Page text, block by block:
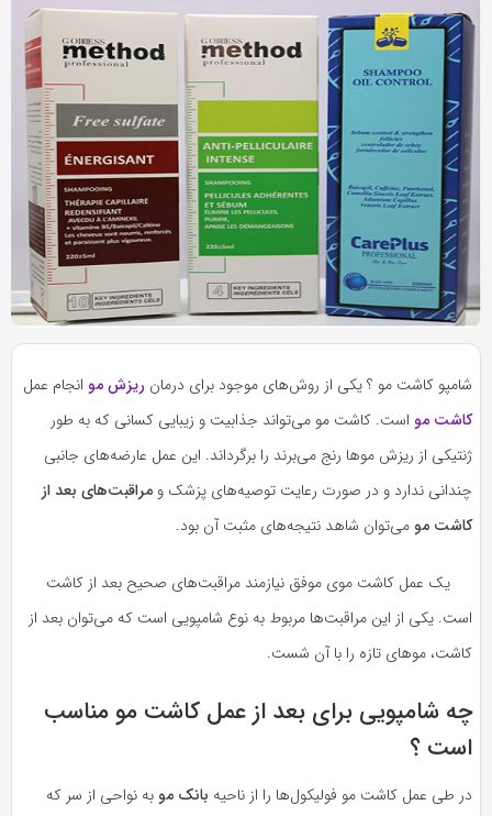
با
دوستان
خود
به
اشتراک
بگذارید.
کپی
لینک
با
دوستان
خود
به
اشتراک
بگذارید.
کپی
لینک
شامپو کاشت مو ؟ یکی از روش‌های موجود برای درمان ریزش موانجام عمل
کاشت مواست. کاشت مو می‌تواند جذابیت و زیبایی کسانی که به طور
ژنتیکی از ریزش موها رنج می‌برند را برگرداند. این عمل عارضه‌های جانبی
چندانی ندارد و در صورت رعایت توصیه‌های پزشک و مراقبت‌های بعد از
کاشت مومی‌توان شاهد نتیجه‌های مثبت آن بود.
یک عمل کاشت موی موفق نیازمند مراقبت‌های صحیح بعد از کاشت
است. یکی از این مراقبت‌ها مربوط به نوع شامپویی است که می‌توان بعد از
کاشت، موهای تازه را با آن شست.
چه شامپویی برای بعد از عمل کاشت مو مناسب
است ؟
در طی عمل کاشت مو فولیکول‌ها را از ناحیه بانک موبه نواحی از سر که